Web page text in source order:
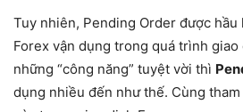
Tuy nhiên, Pending Order được hầu
Forex vận dụng trong quá trình giao
những “công năng” tuyệt vời thì
dụng nhiều đến như thế. Cùng